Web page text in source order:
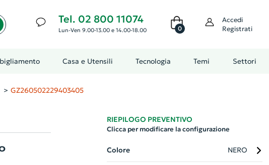
Tel. 02 800 11074
Lun-Ven 9.00-13.00 e 14.00-18.00 0
Accedi
Registrati
Casa e Utensili Tecnologia Temi Settori
GZ260502229403405
RIEPILOGO PREVENTIVO
Clicca per modificare la configurazione
Colore NERO